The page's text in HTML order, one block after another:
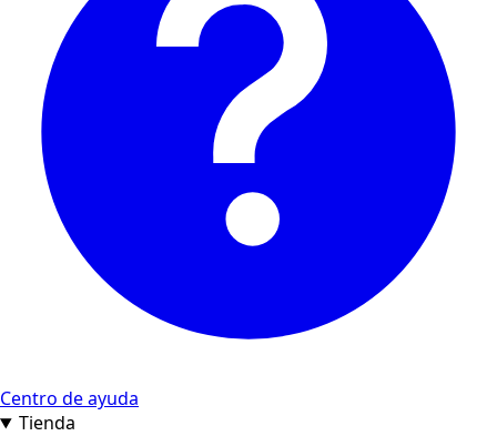
Centro de ayuda
Tienda